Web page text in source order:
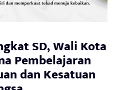
SD, Wali Kota
Pembelajaran
dan Kesatuan